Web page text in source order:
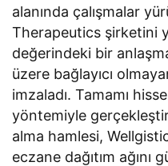
alanında çalışmalar
Therapeutics şirketini
değerindeki bir
üzere bağlayıcı
imzaladı. Tamamı
yöntemiyle
alma hamlesi,
eczane dağıtım ağını